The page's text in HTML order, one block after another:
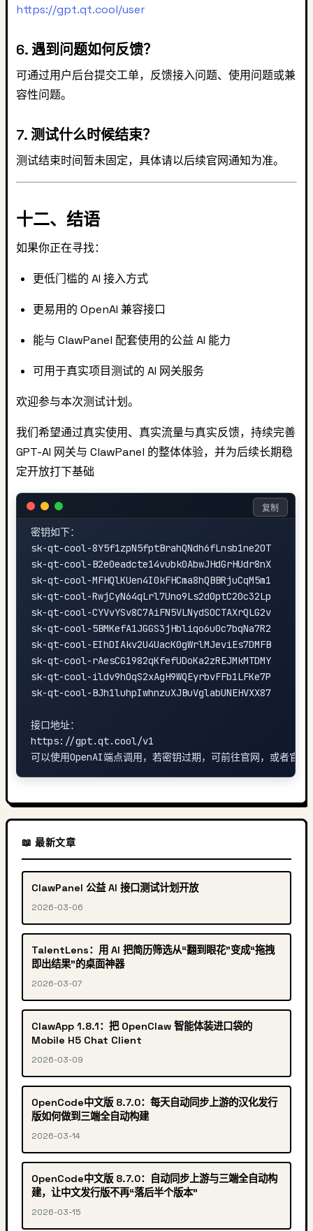
https://gpt.qt.cool/user
6. 遇到问题如何反馈？
可通过用户后台提交工单，反馈接入问题、使用问题或兼
容性问题。
7. 测试什么时候结束？
测试结束时间暂未固定，具体请以后续官网通知为准。
十二、结语
如果你正在寻找：
更低门槛的 AI 接入方式
更易用的 OpenAI 兼容接口
能与 ClawPanel 配套使用的公益 AI 能力
可用于真实项目测试的 AI 网关服务
欢迎参与本次测试计划。
我们希望通过真实使用、真实流量与真实反馈，持续完善
GPT-AI 网关与 ClawPanel 的整体体验，并为后续长期稳
定开放打下基础
密钥如下：
sk-qt-cool-8Y5f1zpN5fptBrahQNdh6fLnsb1ne2OT
sk-qt-cool-B2e0eadcte14vubk0AbwJHdGrHUdr8nX
sk-qt-cool-MFHQlKUen4I0kFHCma8hQBBRjuCqM5m1
sk-qt-cool-RwjCyN64qLrl7Uno9Ls2d0ptC20c32Lp
sk-qt-cool-CYVvYSv8C7AiFN5VLNydSOCTAXrQLG2v
sk-qt-cool-5BMKefA1JGGS3jHbliqo6u0c7bqNa7R2
sk-qt-cool-EIhDIAkv2U4UacK0gWrlMJeviEs7DMFB
sk-qt-cool-rAesCG1982qKfefUDoKa2zREJMkMTDMY
sk-qt-cool-ildv9hOqS2xAgH9WQEyrbvFFb1LFKe7P
sk-qt-cool-BJh1luhpIwhnzuXJBuVglabUNEHVXX87
接口地址：
https://gpt.qt.cool/v1
复制
📖 最新文章
ClawPanel 公益 AI 接口测试计划开放
2026-03-06
TalentLens：用 AI 把简历筛选从“翻到眼花”变成“拖拽
即出结果”的桌面神器
2026-03-07
ClawApp 1.8.1：把 OpenClaw 智能体装进口袋的
Mobile H5 Chat Client
2026-03-09
OpenCode中文版 8.7.0：每天自动同步上游的汉化发行
版如何做到三端全自动构建
2026-03-14
OpenCode中文版 8.7.0：自动同步上游与三端全自动构
建，让中文发行版不再“落后半个版本”
2026-03-15